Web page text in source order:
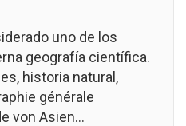
uno de los
geografía científica.
historia natural,
générale
von Asien...